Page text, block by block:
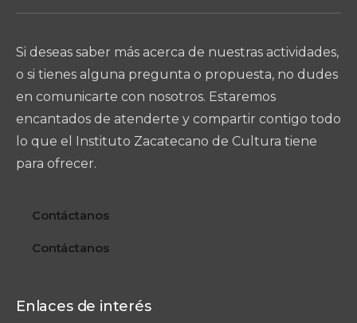
Si deseas saber más acerca de nuestras actividades,
o si tienes alguna pregunta o propuesta, no dudes
en comunicarte con nosotros. Estaremos
encantados de atenderte y compartir contigo todo
lo que el Instituto Zacatecano de Cultura tiene
para ofrecer.
Contáctanos
Contáctanos
Enlaces de interés